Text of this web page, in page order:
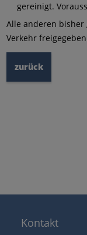
gereinigt.
Alle anderen
Verkehr
zurück
Kontakt